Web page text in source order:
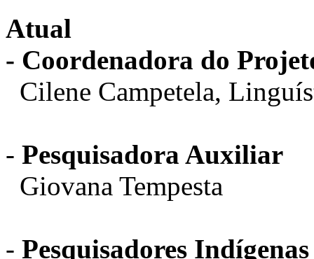
Atual
- Coordenadora do
Cilene Campetela,
- Pesquisadora Auxiliar
Giovana Tempesta
- Pesquisadores Indígenas